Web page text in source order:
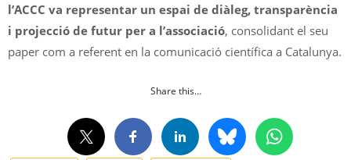
l’ACCC va representar un espai de diàleg, transparència
i projecció de futur per a l’associació, consolidant el seu
paper com a referent en la comunicació científica a Catalunya.
Share this…